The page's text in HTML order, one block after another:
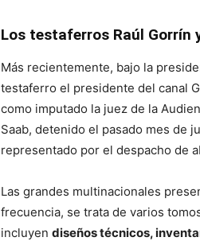
Los testaferros Raúl Gorrín
Más recientemente, bajo la
testaferro el presidente del canal
como imputado la juez de la
Saab, detenido el pasado mes de
representado por el despacho de
Las grandes multinacionales
frecuencia, se trata de varios
incluyen diseños técnicos,